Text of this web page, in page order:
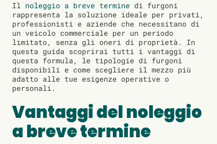
Il noleggio a breve termine di furgoni
rappresenta la soluzione ideale per privati,
professionisti e aziende che necessitano di
un veicolo commerciale per un periodo
limitato, senza gli oneri di proprietà. In
questa guida scoprirai tutti i vantaggi di
questa formula, le tipologie di furgoni
disponibili e come scegliere il mezzo più
adatto alle tue esigenze operative o
personali.
Vantaggi del noleggio
a breve termine